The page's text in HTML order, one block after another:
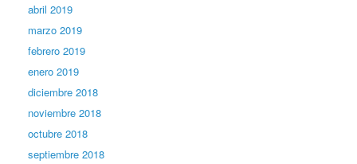
abril 2019
marzo 2019
febrero 2019
enero 2019
diciembre 2018
noviembre 2018
octubre 2018
septiembre 2018